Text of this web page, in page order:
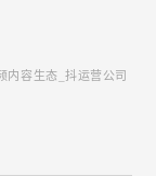
内容生态_抖运营公司